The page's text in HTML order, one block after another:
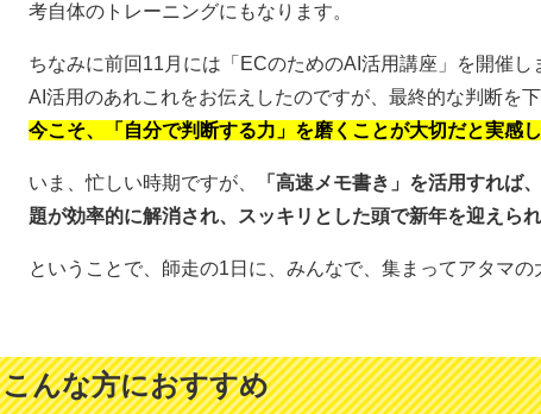
考自体のトレーニングにもなります。
ちなみに前回11月には「ECのためのAI活用講座」を開催し
AI活用のあれこれをお伝えしたのですが、最終的な判断を下
今こそ、「自分で判断する力」を磨くことが大切だと実感
いま、忙しい時期ですが、
「高速メモ書き」を活用すれば
題が効率的に解消され、スッキリとした頭で新年を迎えら
ということで、師走の1日に、みんなで、集まってアタマの
こんな方におすすめ